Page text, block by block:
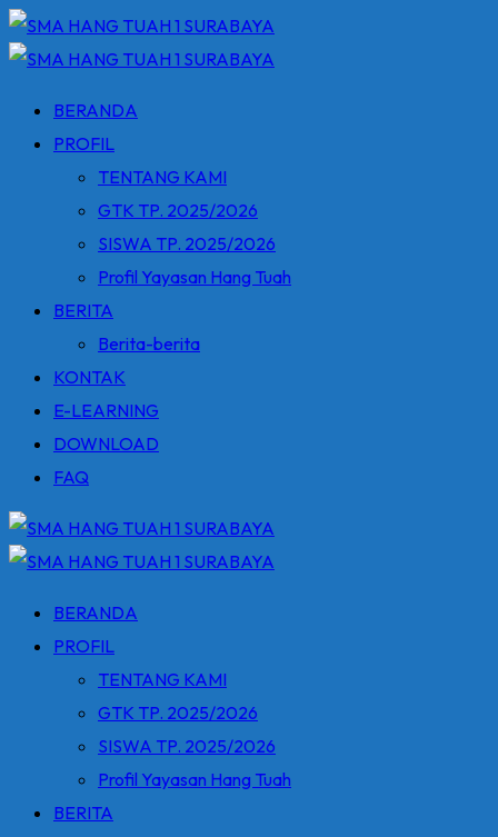
Skip
to
BERANDA
PROFIL
TENTANG KAMI
GTK TP. 2025/2026
SISWA TP. 2025/2026
Profil Yayasan Hang Tuah
BERITA
Berita-berita
KONTAK
E-LEARNING
DOWNLOAD
FAQ
BERANDA
PROFIL
TENTANG KAMI
GTK TP. 2025/2026
SISWA TP. 2025/2026
Profil Yayasan Hang Tuah
BERITA